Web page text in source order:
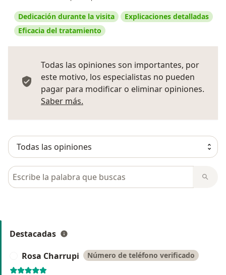
Dedicación durante la visita
Explicaciones detalladas
Eficacia del tratamiento
Todas las opiniones son importantes, por
este motivo, los especialistas no pueden
pagar para modificar o eliminar opiniones.
Saber más.
Busca en opiniones
Destacadas
Rosa Charrupi Número de teléfono verificado